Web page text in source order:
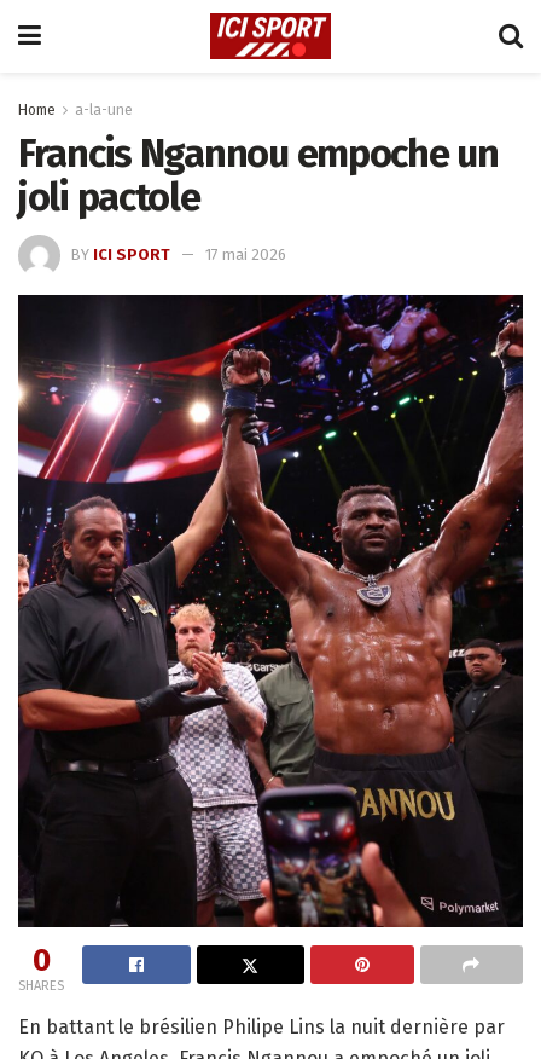
Home a-la-une
Francis Ngannou empoche un
joli pactole
BY ICI SPORT 17 mai 2026
0
SHARES
En battant le brésilien Philipe Lins la nuit dernière par